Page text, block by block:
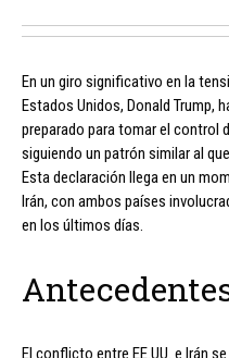
En un giro significativo en la
Estados Unidos, Donald Trump,
preparado para tomar el control
siguiendo un patrón similar al
Esta declaración llega en un
Irán, con ambos países
en los últimos días.
El conflicto entre EE.UU. e Irán